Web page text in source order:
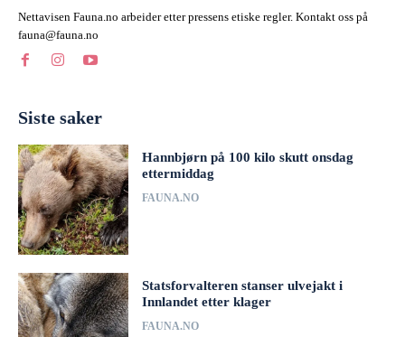
Nettavisen Fauna.no arbeider etter pressens etiske regler. Kontakt oss på
fauna@fauna.no
Siste saker
Hannbjørn på 100 kilo skutt onsdag
ettermiddag
FAUNA.NO
Statsforvalteren stanser ulvejakt i
Innlandet etter klager
FAUNA.NO